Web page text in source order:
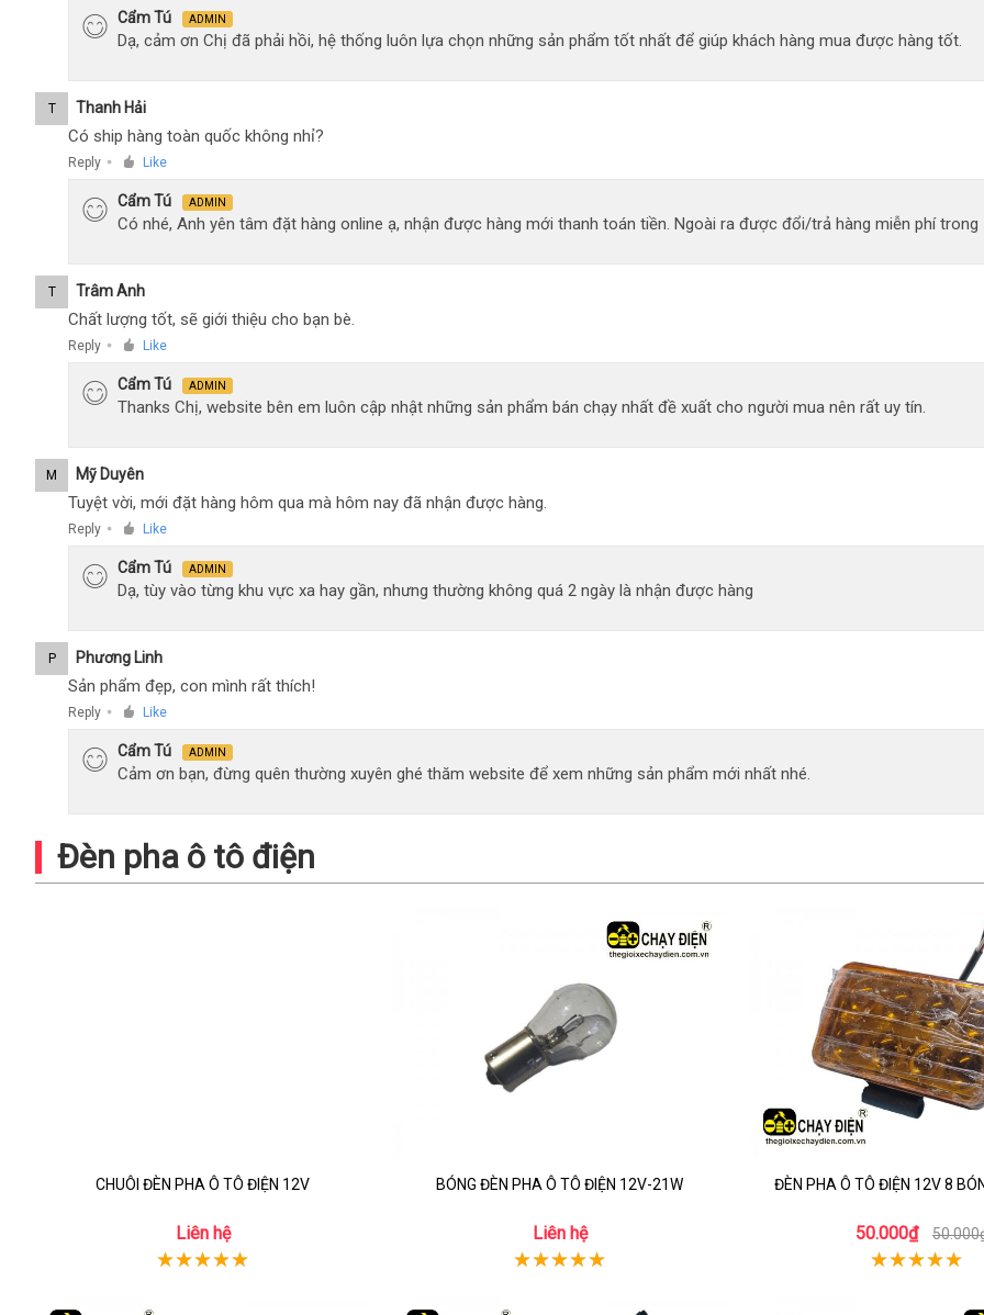
Cẩm Tú ADMIN
Dạ, cảm ơn Chị đã phải hồi, hệ thống luôn lựa chọn những sản phẩm tốt nhất để giúp khách hàng mua được hàng tốt.
T Thanh Hải
Có ship hàng toàn quốc không nhỉ?
Reply ● Like
Cẩm Tú ADMIN
Có nhé, Anh yên tâm đặt hàng online ạ, nhận được hàng mới thanh toán tiền. Ngoài ra được đổi/trả hàng miễn phí trong
T Trâm Anh
Chất lượng tốt, sẽ giới thiệu cho bạn bè.
Reply ● Like
Cẩm Tú ADMIN
Thanks Chị, website bên em luôn cập nhật những sản phẩm bán chạy nhất đề xuất cho người mua nên rất uy tín.
M Mỹ Duyên
Tuyệt vời, mới đặt hàng hôm qua mà hôm nay đã nhận được hàng.
Reply ● Like
Cẩm Tú ADMIN
Dạ, tùy vào từng khu vực xa hay gần, nhưng thường không quá 2 ngày là nhận được hàng
P Phương Linh
Sản phẩm đẹp, con mình rất thích!
Reply ● Like
Cẩm Tú ADMIN
Cảm ơn bạn, đừng quên thường xuyên ghé thăm website để xem những sản phẩm mới nhất nhé.
Đèn pha ô tô điện
CHUÔI ĐÈN PHA Ô TÔ ĐIỆN 12V
Liên hệ
BÓNG ĐÈN PHA Ô TÔ ĐIỆN 12V-21W
Liên hệ
ĐÈN PHA Ô TÔ ĐIỆN 12V 8
50.000₫